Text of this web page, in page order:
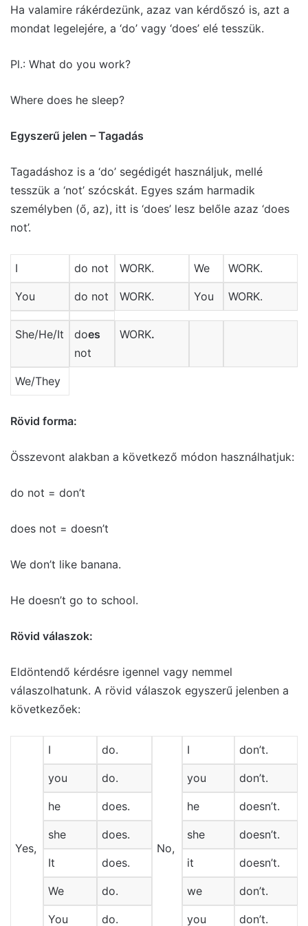
Ha valamire rákérdezünk, azaz van kérdőszó is, azt a
mondat legelejére, a ‘do’ vagy ‘does’ elé tesszük.
Pl.: What do you work?
Where does he sleep?
Egyszerű jelen – Tagadás
Tagadáshoz is a ‘do’ segédigét használjuk, mellé
tesszük a ‘not’ szócskát. Egyes szám harmadik
személyben (ő, az), itt is ‘does’ lesz belőle azaz ‘does
not’.
I do not WORK. We WORK.
You do not WORK. You WORK.
She/He/It does
not
WORK.
We/They
Rövid forma:
Összevont alakban a következő módon használhatjuk:
do not = don’t
does not = doesn’t
We don’t like banana.
He doesn’t go to school.
Rövid válaszok:
Eldöntendő kérdésre igennel vagy nemmel
válaszolhatunk. A rövid válaszok egyszerű jelenben a
következőek:
Yes,
I do.
No,
I don’t.
you do. you don’t.
he does. he doesn’t.
she does. she doesn’t.
It does. it doesn’t.
We do. we don’t.
You do. you don’t.